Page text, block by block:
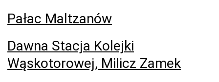
Pałac Maltzanów
Dawna Stacja Kolejki
Wąskotorowej, Milicz Zamek